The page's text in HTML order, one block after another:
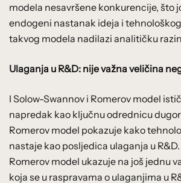
modela nesavršene konkurencije, što
endogeni nastanak ideja i
takvog modela nadilazi analitičku
Ulaganja u R&D: nije važna veličina
I Solow-Swannov i Romerov model
napredak kao ključnu odrednicu
Romerov model pokazuje kako
nastaje kao posljedica ulaganja u
Romerov model ukazuje na još jednu
koja se u raspravama o ulaganjima u